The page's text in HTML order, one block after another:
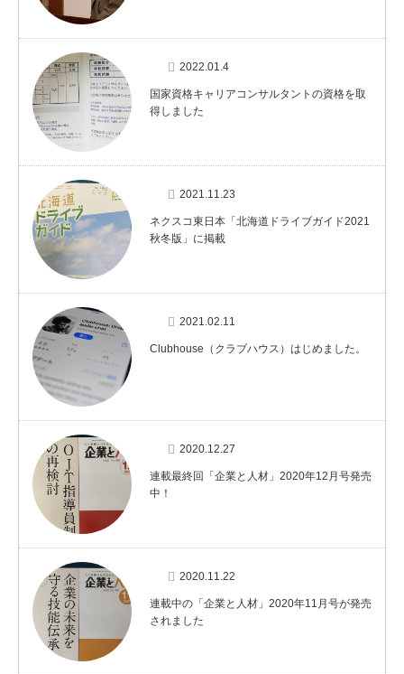
2022.01.4
国家資格キャリアコンサルタントの資格を取
得しました
2021.11.23
ネクスコ東日本「北海道ドライブガイド2021
秋冬版」に掲載
2021.02.11
Clubhouse（クラブハウス）はじめました。
2020.12.27
連載最終回「企業と人材」2020年12月号発売
中！
2020.11.22
連載中の「企業と人材」2020年11月号が発売
されました